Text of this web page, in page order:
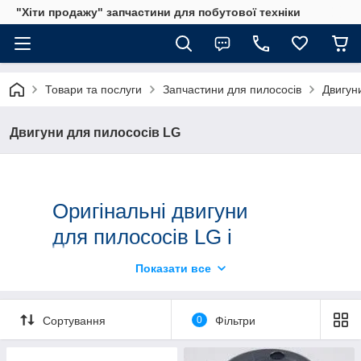
"Хіти продажу" запчастини для побутової техніки
Товари та послуги Запчастини для пилососів
Двигуни для пилососів LG
Оригінальні двигуни
для пилососів LG і
Пропонуємо придбати двигуни для пилососів LG
різних моделей. Є оригінальні пристрої та аналоги
від перевірених виробників. Постачаємо мотори для
Показати все
Сортування 0 Фільтри